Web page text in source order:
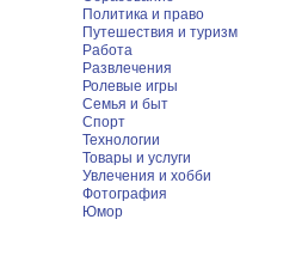
Политика и право
Путешествия и туризм
Работа
Развлечения
Ролевые игры
Семья и быт
Спорт
Технологии
Товары и услуги
Увлечения и хобби
Фотография
Юмор